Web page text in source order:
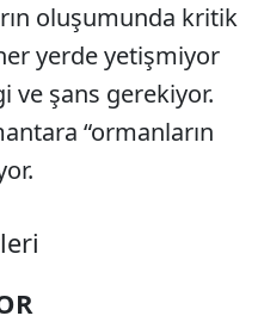
oluşumunda kritik
yerde yetişmiyor
ve şans gerekiyor.
“ormanların